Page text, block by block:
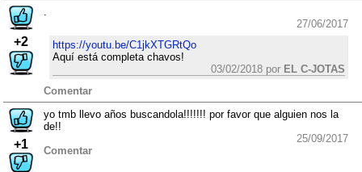
+2
.
27/06/2017
https://youtu.be/C1jkXTGRtQo
Aquí está completa chavos!
03/02/2018 por EL C-JOTAS
Comentar
+1
yo tmb llevo años buscandola!!!!!!! por favor que alguien nos la
de!!
25/09/2017
Comentar